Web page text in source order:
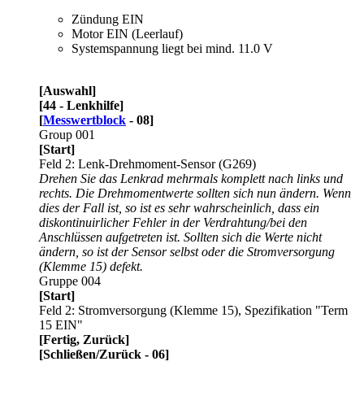
Zündung EIN
Motor EIN (Leerlauf)
Systemspannung liegt bei mind. 11.0 V
[Auswahl]
[44 - Lenkhilfe]
[Messwertblock - 08]
Group 001
[Start]
Feld 2: Lenk-Drehmoment-Sensor (G269)
Drehen Sie das Lenkrad mehrmals komplett nach links und
rechts. Die Drehmomentwerte sollten sich nun ändern. Wenn
dies der Fall ist, so ist es sehr wahrscheinlich, dass ein
diskontinuirlicher Fehler in der Verdrahtung/bei den
Anschlüssen aufgetreten ist. Sollten sich die Werte nicht
ändern, so ist der Sensor selbst oder die Stromversorgung
(Klemme 15) defekt.
Gruppe 004
[Start]
Feld 2: Stromversorgung (Klemme 15), Spezifikation "Term
15 EIN"
[Fertig, Zurück]
[Schließen/Zurück - 06]